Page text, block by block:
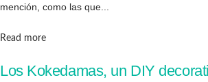
mención, como las que...
Read moreDetails
Los Kokedamas, un DIY